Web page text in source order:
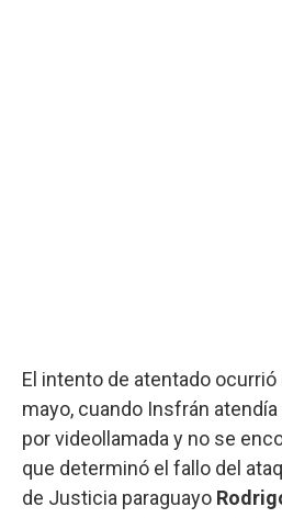
El intento de atentado ocurrió
mayo, cuando Insfrán
por videollamada y no se
que determinó el fallo del
de Justicia paraguayo